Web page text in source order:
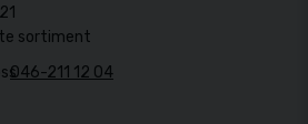
sortiment
046-211 12 04